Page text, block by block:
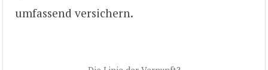
umfassend versichern.